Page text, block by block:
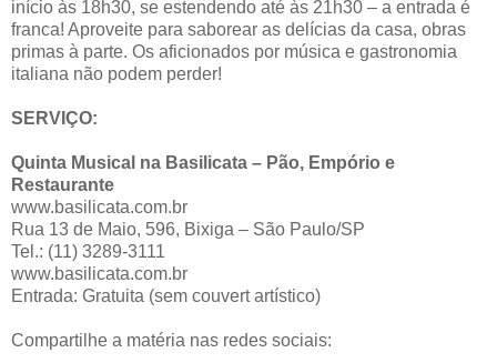
início às 18h30, se estendendo até às 21h30 – a entrada é
franca! Aproveite para saborear as delícias da casa, obras
primas à parte. Os aficionados por música e gastronomia
italiana não podem perder!
SERVIÇO:
Quinta Musical na Basilicata – Pão, Empório e
Restaurante
www.basilicata.com.br
Rua 13 de Maio, 596, Bixiga – São Paulo/SP
Tel.: (11) 3289-3111
www.basilicata.com.br
Entrada: Gratuita (sem couvert artístico)
Compartilhe a matéria nas redes sociais: